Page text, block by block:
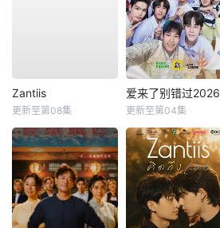
Zantiis
更新至第08集
爱来了别错过2026
更新至第04集